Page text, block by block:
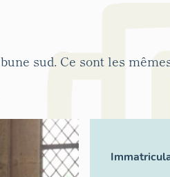
sud. Ce sont les